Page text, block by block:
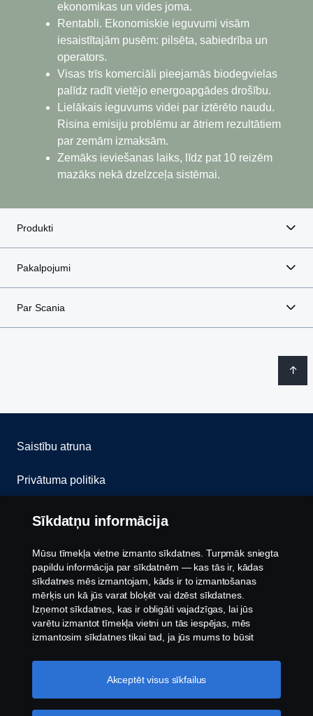
ekonomikas un vides joma.
Rentabli. Ekonomiskie ieguvumi visām
iesaistītajām pusēm: pilsēta, sabiedrība un
operators.
Visas trīs komerciāli pieejamās biodegvielas
palīdz radīt vietējo energoapgādes drošību.
Lielākais ieguvums videi par iztērēto naudu.
Risina emisiju problēmu ar ātriem rezultātiem
par zemām izmaksām.
Zemāks ieviešanas laiks, līdz pat 10 reizēm
mazāks nekā dzelzceļa sistēmai.
Produkti
Pakalpojumi
Par Scania
Saistību atruna
Privātuma politika
Sazinies ar mums
Trauksmes celšana
Sīkfailu politika
Sīkdatņu iestatījumi
Sīkdatņu informācija
Mūsu tīmekļa vietne izmanto sīkdatnes. Turpmāk sniegta
papildu informācija par sīkdatnēm — kas tās ir, kādas
sīkdatnes mēs izmantojam, kāds ir to izmantošanas
mērķis un kā jūs varat bloķēt vai dzēst sīkdatnes.
Izņemot sīkdatnes, kas ir obligāti vajadzīgas, lai jūs
varētu izmantot tīmekļa vietni un tās iespējas, mēs
izmantosim sīkdatnes tikai tad, ja jūs mums to būsit
Akceptēt visus sīkfailus